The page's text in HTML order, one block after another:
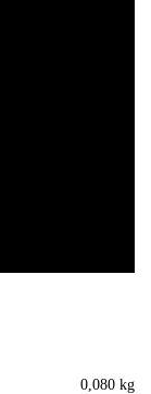
0,080 kg